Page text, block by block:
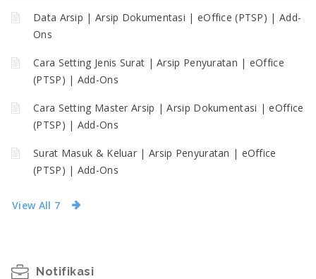
Data Arsip | Arsip Dokumentasi | eOffice (PTSP) | Add-
Ons
Cara Setting Jenis Surat | Arsip Penyuratan | eOffice
(PTSP) | Add-Ons
Cara Setting Master Arsip | Arsip Dokumentasi | eOffice
(PTSP) | Add-Ons
Surat Masuk & Keluar | Arsip Penyuratan | eOffice
(PTSP) | Add-Ons
View All 7
Notifikasi